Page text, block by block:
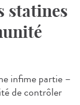
statines
infime partie –
de contrôler